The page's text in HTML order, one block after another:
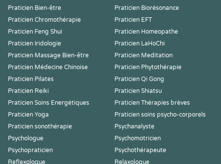
Praticien Bien-être
Praticien Biorésonance
Praticien Chromothérapie
Praticien EFT
Praticien Feng Shui
Praticien Homeopathe
Praticien Iridologie
Praticien LaHoChi
Praticien Massage Bien-être
Praticien Meditation
Praticien Médecine Chinoise
Praticien Phytothérapie
Praticien Pilates
Praticien Qi Gong
Praticien Reiki
Praticien Shiatsu
Praticien Soins Energétiques
Praticien Thérapies brèves
Praticien Yoga
Praticien soins psycho-corporels
Praticien sonothérapie
Psychanalyste
Psychologue
Psychomotricien
Psychopraticien
Psychothérapeute
Reflexologue
Relaxologue